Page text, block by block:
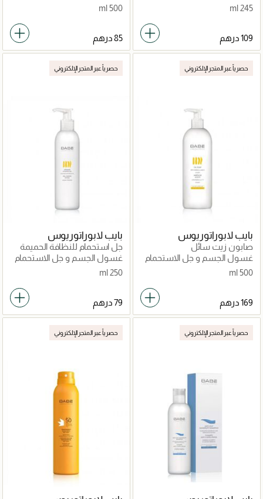
245 ml
500 ml
حصرياً عبر المتجر الإلكتروني
بايب لابوراتوريوس
صابون زيت سائل
غسول الجسم و جل الاستحمام
500 ml
حصرياً عبر المتجر الإلكتروني
بايب لابوراتوريوس
جل استحمام للنظافة الحميمة
غسول الجسم و جل الاستحمام
250 ml
حصرياً عبر المتجر الإلكتروني حصرياً عبر المتجر الإلكتروني